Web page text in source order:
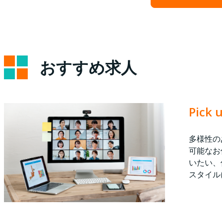
おすすめ求人
Pick
多様性
可能な
いたい
スタイ